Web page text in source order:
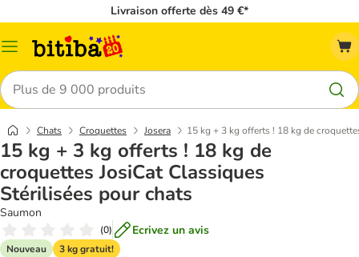
Livraison offerte dès 49 €*
Menu
Rechercher
Chats Croquettes Josera 15 kg + 3 kg offerts ! 18 kg de
15 kg + 3 kg offerts ! 18 kg de
croquettes JosiCat Classiques
Stérilisées pour chats
Saumon
(0) Ecrivez un avis
Nouveau 3 kg gratuit!